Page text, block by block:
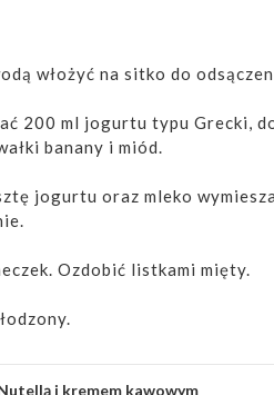
włożyć na sitko do
200 ml jogurtu typu Grecki,
banany i miód.
jogurtu oraz mleko
Ozdobić listkami mięty.
i kremem kawowym